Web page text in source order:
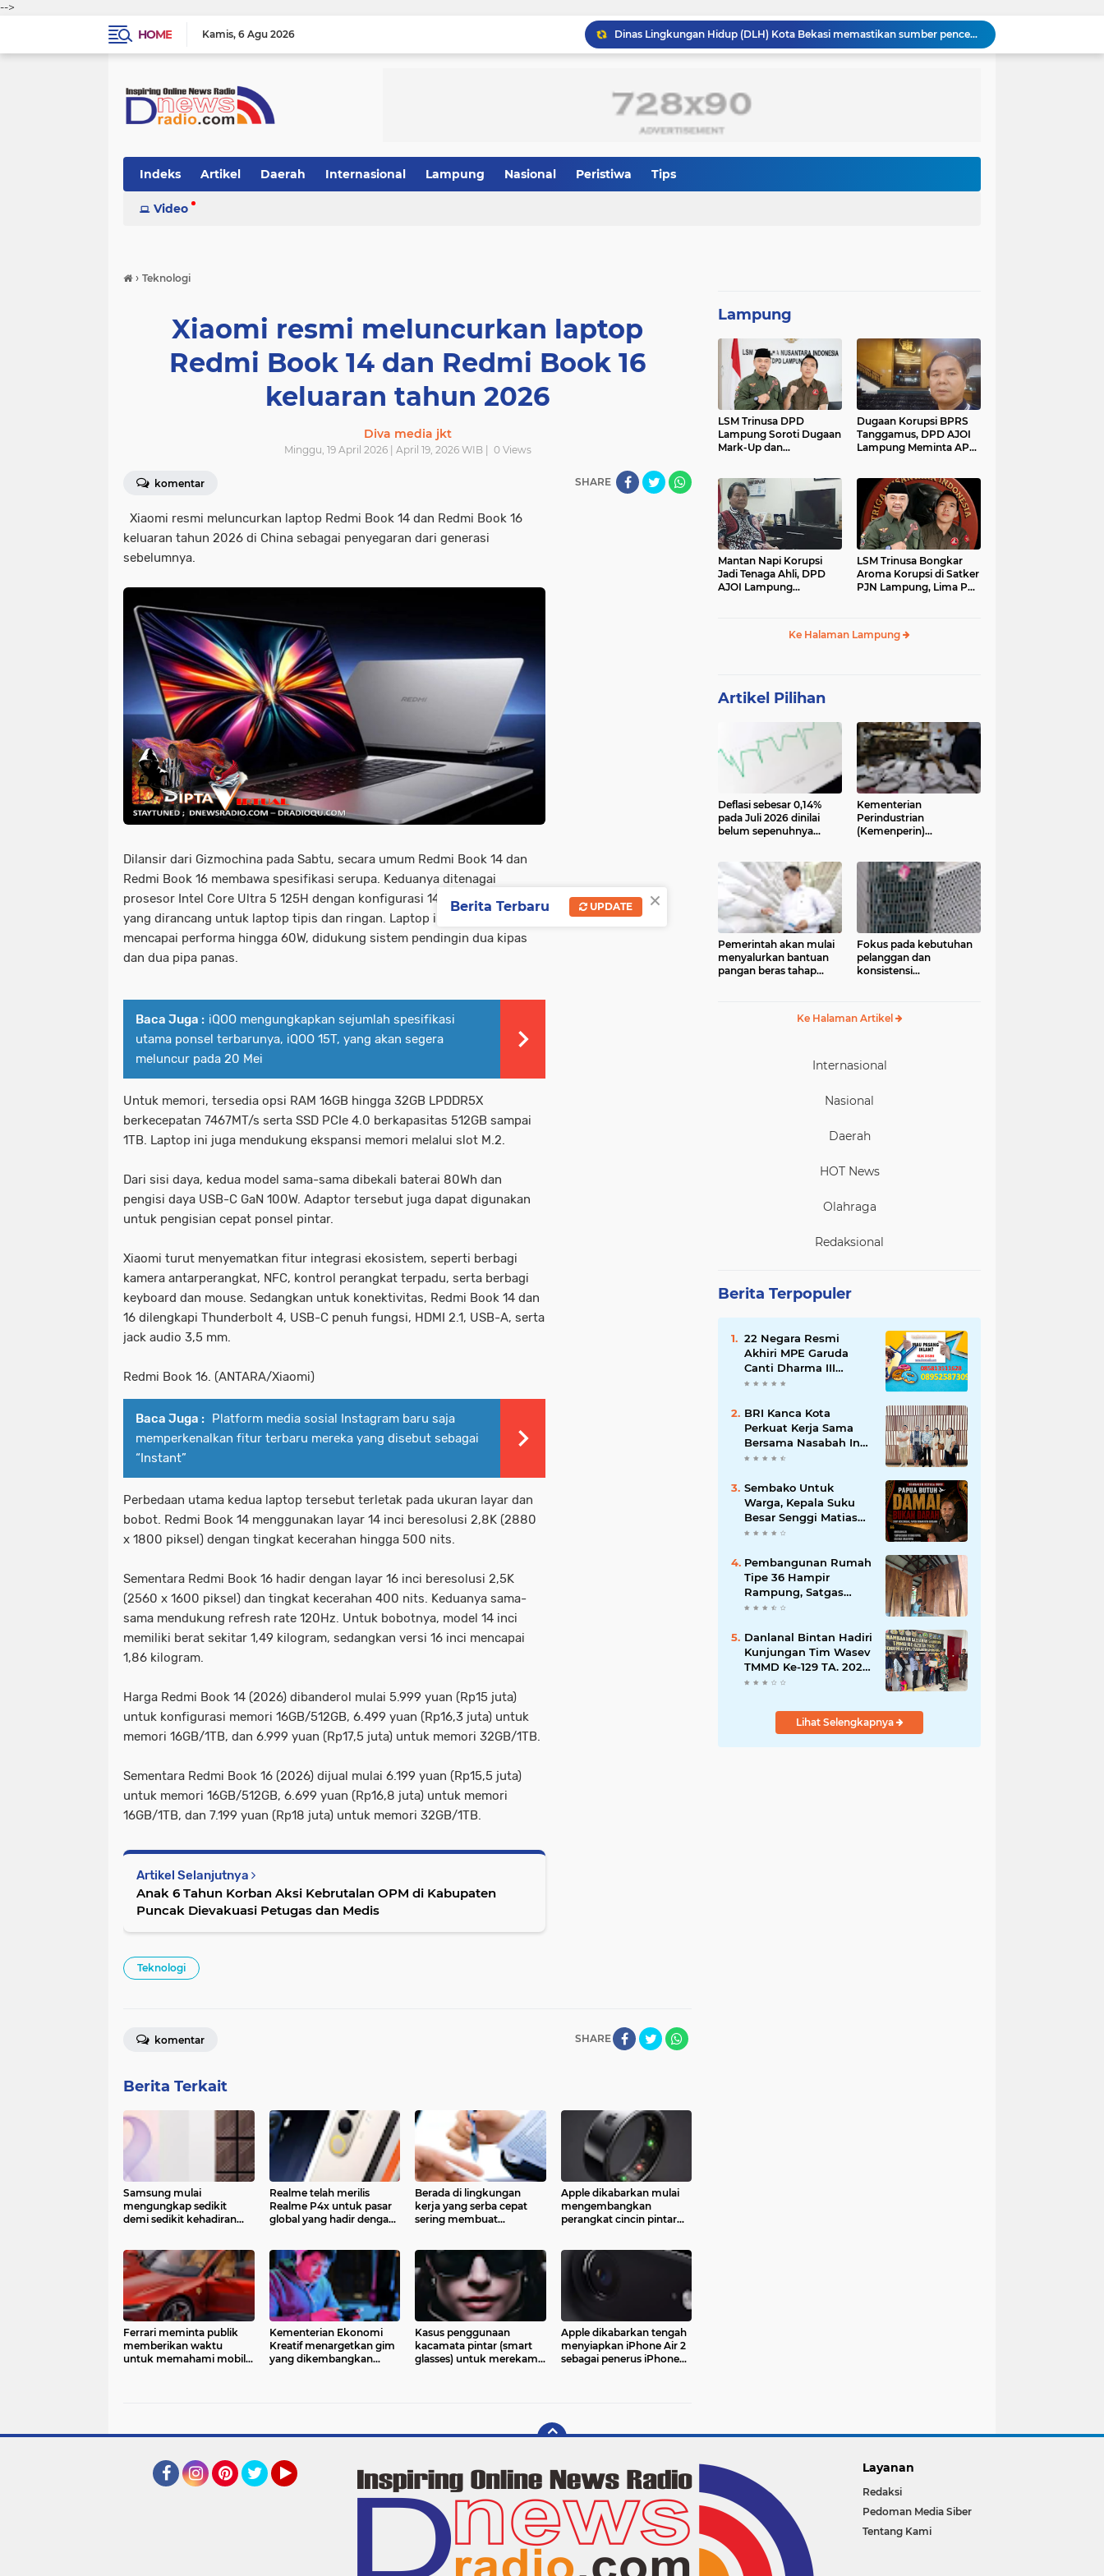
-->
HOME
Kamis 6 Agu 2026
Dinas Lingkungan Hidup (DLH) Kota Bekasi memastikan sumber pencemaran yang menyebabkan air Kali Bekasi berubah hitam pekat dalam beberapa hari terakhir
PT MRT menginvestasikan anggaran sebesar Rp300 miliar lebih untuk membangun pedestrian deck Dukuh Atas yang akan menjadi ikon baru
Kepolisian Negara Republik Indonesia (Polri) tengah mendalami penyebaran video hoaks terkait aksi demonstrasi yang beredar di media sosial. Video tersebut diketahui merupakan rekaman peristiwa lama yang kembali diunggah
Indeks Artikel Daerah Internasional Lampung Nasional Peristiwa Tips
Video
› Teknologi
Xiaomi resmi meluncurkan laptop
Redmi Book 14 dan Redmi Book 16
keluaran tahun 2026
Diva media jkt
Minggu, 19 April 2026 | April 19, 2026 WIB | 0Views
komentar SHARE
Xiaomi resmi meluncurkan laptop Redmi Book 14 dan Redmi Book 16
keluaran tahun 2026 di China sebagai penyegaran dari generasi
sebelumnya.
Dilansir dari Gizmochina pada Sabtu, secara umum Redmi Book 14 dan
Redmi Book 16 membawa spesifikasi serupa. Keduanya ditenagai
prosesor Intel Core Ultra 5 125H dengan konfigurasi 14 inti dan 18 thread
yang dirancang untuk laptop tipis dan ringan. Laptop ini mampu
mencapai performa hingga 60W, didukung sistem pendingin dua kipas
dan dua pipa panas.
Baca Juga : iQOO mengungkapkan sejumlah spesifikasi
utama ponsel terbarunya, iQOO 15T, yang akan segera
meluncur pada 20 Mei
Untuk memori, tersedia opsi RAM 16GB hingga 32GB LPDDR5X
berkecepatan 7467MT/s serta SSD PCIe 4.0 berkapasitas 512GB sampai
1TB. Laptop ini juga mendukung ekspansi memori melalui slot M.2.
Dari sisi daya, kedua model sama-sama dibekali baterai 80Wh dan
pengisi daya USB-C GaN 100W. Adaptor tersebut juga dapat digunakan
untuk pengisian cepat ponsel pintar.
Xiaomi turut menyematkan fitur integrasi ekosistem, seperti berbagi
kamera antarperangkat, NFC, kontrol perangkat terpadu, serta berbagi
keyboard dan mouse. Sedangkan untuk konektivitas, Redmi Book 14 dan
16 dilengkapi Thunderbolt 4, USB-C penuh fungsi, HDMI 2.1, USB-A, serta
jack audio 3,5 mm.
Redmi Book 16. (ANTARA/Xiaomi)
Baca Juga : Platform media sosial Instagram baru saja
memperkenalkan fitur terbaru mereka yang disebut sebagai
“Instant”
Perbedaan utama kedua laptop tersebut terletak pada ukuran layar dan
bobot. Redmi Book 14 menggunakan layar 14 inci beresolusi 2,8K (2880
x 1800 piksel) dengan tingkat kecerahan hingga 500 nits.
Sementara Redmi Book 16 hadir dengan layar 16 inci beresolusi 2,5K
(2560 x 1600 piksel) dan tingkat kecerahan 400 nits. Keduanya sama-
sama mendukung refresh rate 120Hz. Untuk bobotnya, model 14 inci
memiliki berat sekitar 1,49 kilogram, sedangkan versi 16 inci mencapai
1,86 kilogram.
Harga Redmi Book 14 (2026) dibanderol mulai 5.999 yuan (Rp15 juta)
untuk konfigurasi memori 16GB/512GB, 6.499 yuan (Rp16,3 juta) untuk
memori 16GB/1TB, dan 6.999 yuan (Rp17,5 juta) untuk memori 32GB/1TB.
Sementara Redmi Book 16 (2026) dijual mulai 6.199 yuan (Rp15,5 juta)
untuk memori 16GB/512GB, 6.699 yuan (Rp16,8 juta) untuk memori
16GB/1TB, dan 7.199 yuan (Rp18 juta) untuk memori 32GB/1TB.
Artikel Selanjutnya
Anak 6 Tahun Korban Aksi Kebrutalan OPM di Kabupaten
Puncak Dievakuasi Petugas dan Medis
Teknologi
SHARE
komentar
Berita Terkait
Samsung mulai
mengungkap sedikit
demi sedikit kehadiran
Fold 8
Realme telah merilis
Realme P4x untuk pasar
global yang hadir dengan
Berada di lingkungan
kerja yang serba cepat
sering membuat
menjaga keseimbangan
antara hasil kerja dan
ketenangan batin
Apple dikabarkan mulai
mengembangkan
perangkat cincin pintar
perangkat wearable
miliknya. Informasi yang
berkembang, proyek
Ferrari meminta publik
memberikan waktu
untuk memahami mobil
Kementerian Ekonomi
Kreatif menargetkan gim
yang dikembangkan
tumbuh 4%
Kasus penggunaan
kacamata pintar (smart
glasses) untuk merekam
Apple dikabarkan tengah
menyiapkan iPhone Air 2
sebagai penerus iPhone
Lampung
LSM Trinusa DPD
Lampung Soroti Dugaan
Mark-Up dan
PKPCK
Dugaan Korupsi BPRS
Tanggamus, DPD AJOI
Lampung Meminta APH
Mantan Napi Korupsi
Jadi Tenaga Ahli, DPD
AJOI Lampung
LSM Trinusa Bongkar
Aroma Korupsi di Satker
PJN Lampung, Lima Pos
Ke Halaman Lampung
Artikel Pilihan
Deflasi sebesar 0,14%
pada Juli 2026 dinilai
belum sepenuhnya
Pengamat ekonomi
Center of Reform on
Economics (Core)
Indonesia
Kementerian
Perindustrian
(Kemenperin)
(IKM), khususnya sektor
pakaian jadi, alas kaki,
dan alat olahraga,
memiliki peran strategis
dalam memperkuat
perekonomian nasional
Pemerintah akan mulai
menyalurkan bantuan
pangan beras tahap
pangan pemerintah
33.244.408 penerima
Fokus pada kebutuhan
pelanggan dan
konsistensi
Ke Halaman Artikel
Internasional
Nasional
Daerah
HOT News
Olahraga
Redaksional
Berita Terpopuler
22 Negara Resmi
Akhiri MPE Garuda
Canti Dharma III
Tahun 2026
BRI Kanca Kota
Perkuat Kerja Sama
Bersama Nasabah Inti,
Dorong Pertumbuhan
Sembako Untuk
Warga, Kepala Suku
Besar Senggi Matias
Mangu Ajak Warga
Warga Sipil di
Yahukimo
Pembangunan Rumah
Tipe 36 Hampir
Rampung, Satgas
TMMD Ke-129 Kodim
Wujudkan Hunian
Layak bagi Warga
Danlanal Bintan Hadiri
Kunjungan Tim Wasev
TMMD Ke-129 TA. 2026
Kodim
Lihat Selengkapnya
Layanan
Redaksi
Pedoman Media Siber
Tentang Kami
×
Berita Terbaru UPDATE